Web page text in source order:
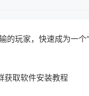
玩家，快速成为一个
取软件安装教程